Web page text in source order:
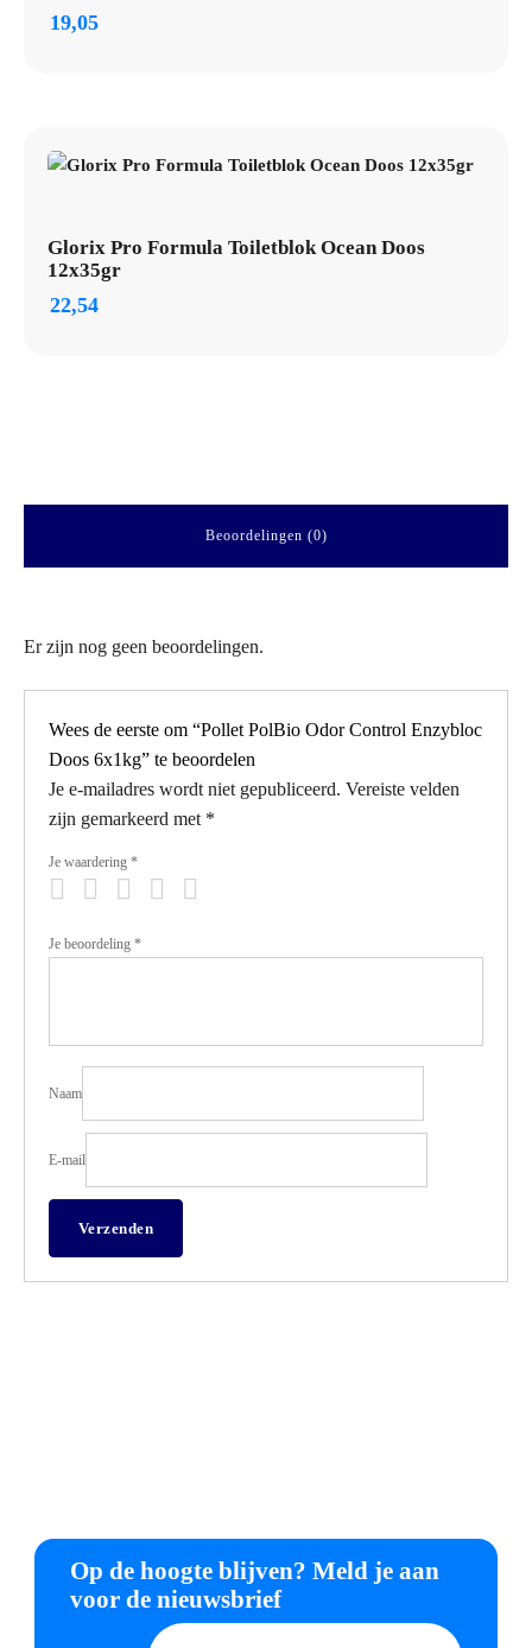
19,05
Glorix Pro Formula Toiletblok Ocean Doos
12x35gr
22,54
Beoordelingen (0)
Er zijn nog geen beoordelingen.
Wees de eerste om “Pollet PolBio Odor Control Enzybloc
Doos 6x1kg” te beoordelen
Je e-mailadres wordt niet gepubliceerd. Vereiste velden
zijn gemarkeerd met *
Je waardering *
Je beoordeling *
Naam
E-mail
Op de hoogte blijven? Meld je aan
voor de nieuwsbrief
E-